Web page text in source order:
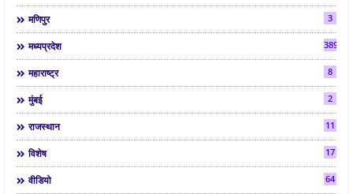
मणिपुर 3
मध्यप्रदेश 3892
महाराष्ट्र 8
मुंबई 2
राजस्थान 11
विशेष 17
वीडियो 64